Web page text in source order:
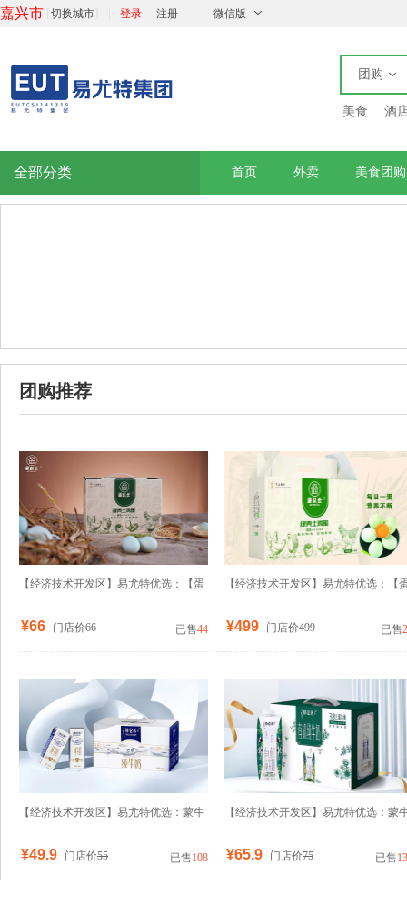
嘉兴市 切换城市 登录 注册 微信版
团购
美食 酒
全部分类 首页 外卖 美食团购
团购推荐
【经济技术开发区】易尤特优选：【蛋
已售44
¥66 门店价66
【经济技术开发区】易尤特优选：【
已售
¥499 门店价499
【经济技术开发区】易尤特优选：蒙牛
已售108
¥49.9 门店价55
【经济技术开发区】易尤特优选：蒙
已售
¥65.9 门店价75